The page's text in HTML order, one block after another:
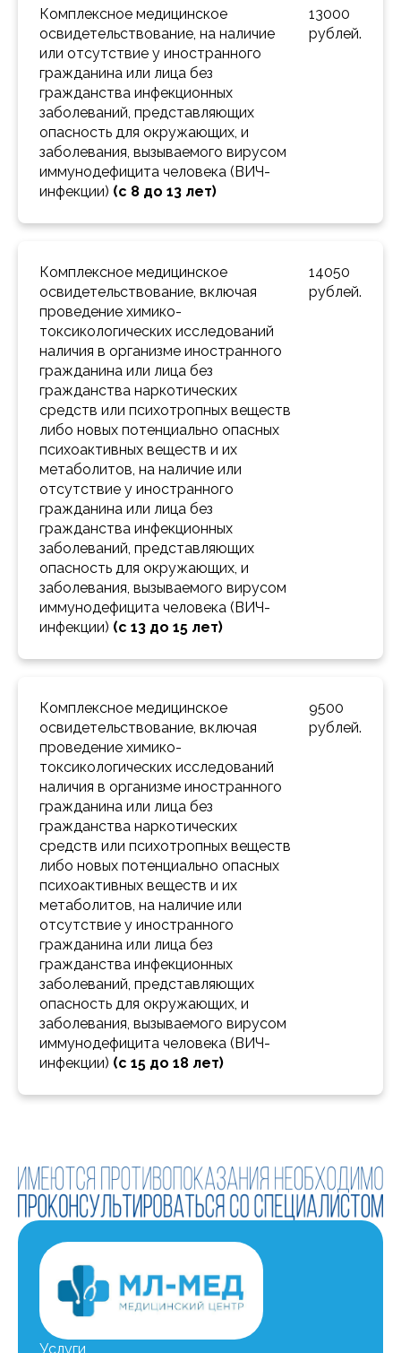
Комплексное медицинское
освидетельствование, на наличие
или отсутствие у иностранного
гражданина или лица без
гражданства инфекционных
заболеваний, представляющих
опасность для окружающих, и
заболевания, вызываемого вирусом
иммунодефицита человека (ВИЧ-
инфекции) (с 8 до 13 лет)
13000
рублей.
Комплексное медицинское
освидетельствование, включая
проведение химико-
токсикологических исследований
наличия в организме иностранного
гражданина или лица без
гражданства наркотических
средств или психотропных веществ
либо новых потенциально опасных
психоактивных веществ и их
метаболитов, на наличие или
отсутствие у иностранного
гражданина или лица без
гражданства инфекционных
заболеваний, представляющих
опасность для окружающих, и
заболевания, вызываемого вирусом
иммунодефицита человека (ВИЧ-
инфекции) (с 13 до 15 лет)
14050
рублей.
Комплексное медицинское
освидетельствование, включая
проведение химико-
токсикологических исследований
наличия в организме иностранного
гражданина или лица без
гражданства наркотических
средств или психотропных веществ
либо новых потенциально опасных
психоактивных веществ и их
метаболитов, на наличие или
отсутствие у иностранного
гражданина или лица без
гражданства инфекционных
заболеваний, представляющих
опасность для окружающих, и
заболевания, вызываемого вирусом
иммунодефицита человека (ВИЧ-
инфекции) (с 15 до 18 лет)
9500
рублей.
Услуги